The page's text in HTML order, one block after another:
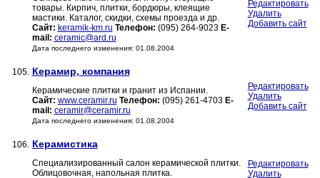
товары. Кирпич, плитки, бордюры, клеящие
мастики. Каталог, скидки, схемы проезда и др.
Сайт: keramik-km.ru Телефон: (095) 264-9023 E-
mail: ceramic@ard.ru
Дата последнего изменения: 01.08.2004
Редактировать
Удалить
Добавить сайт
105. Керамир, компания
Керамические плитки и гранит из Испании.
Сайт: www.ceramir.ru Телефон: (095) 261-4703 E-
mail: ceramir@ceramir.ru
Дата последнего изменения: 01.08.2004
Редактировать
Удалить
Добавить сайт
106. Керамистика
Специализированный салон керамической плитки.
Облицовочная, напольная плитка.
Редактировать
Удалить